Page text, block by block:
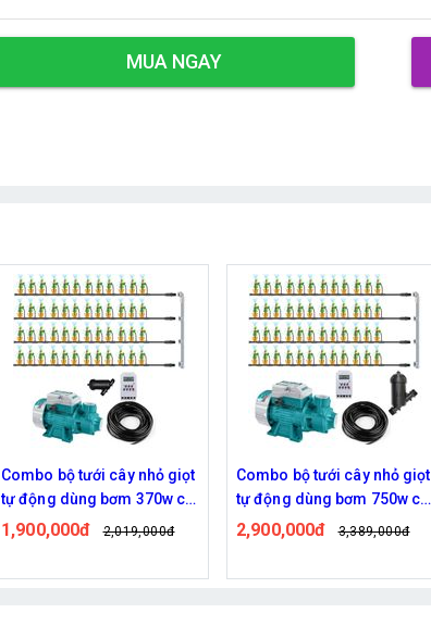
MUA NGAY
Combo bộ tưới cây nhỏ giọt
tự động dùng bơm 370w có
40 đầu phun 8 tia
1,900,000đ 2,019,000đ
Combo bộ tưới cây nhỏ giọt
tự động dùng bơm 750w có
70 đầu phun 8 tia
2,900,000đ 3,389,000đ